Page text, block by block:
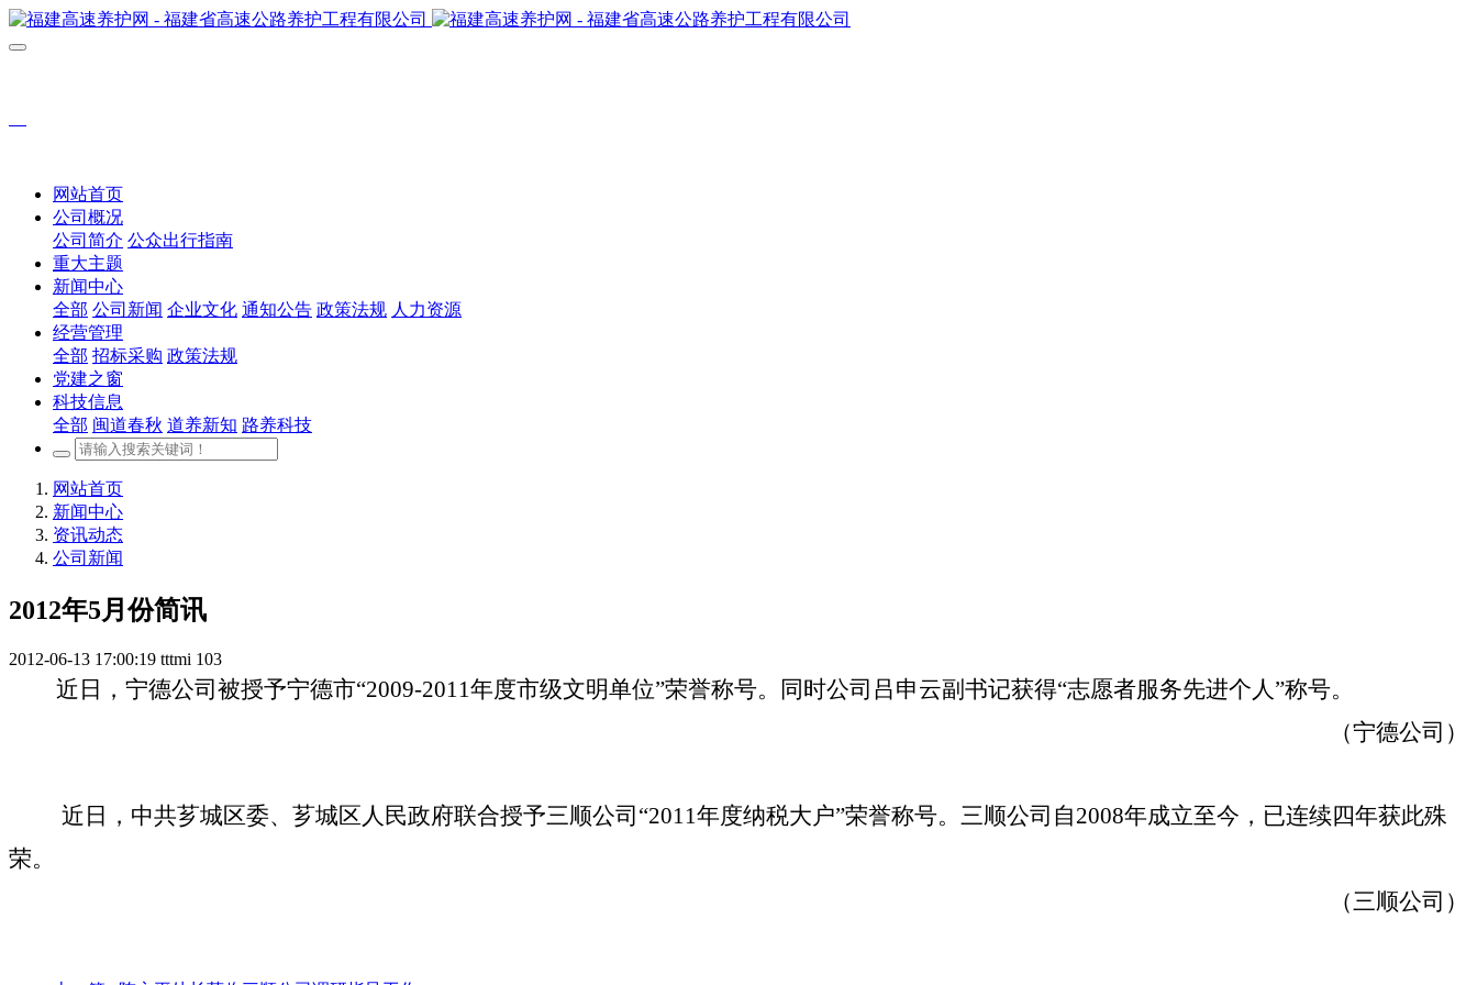
网站首页
公司概况
公司简介 公众出行指南
重大主题
新闻中心
全部 公司新闻 企业文化 通知公告 政策法规 人力资源
经营管理
全部 招标采购 政策法规
党建之窗
科技信息
全部 闽道春秋 道养新知 路养科技
网站首页
新闻中心
资讯动态
公司新闻
2012年5月份简讯
2012-06-13 17:00:19 tttmi 103
近日，宁德公司被授予宁德市“2009-2011年度市级文明单位”荣誉称号。同时公司吕申云副书记获得“志愿者服务先进个人”称号。
（宁德公司）
近日，中共芗城区委、芗城区人民政府联合授予三顺公司“2011年度纳税大户”荣誉称号。三顺公司自2008年成立至今，已连续四年获此殊
荣。
（三顺公司）